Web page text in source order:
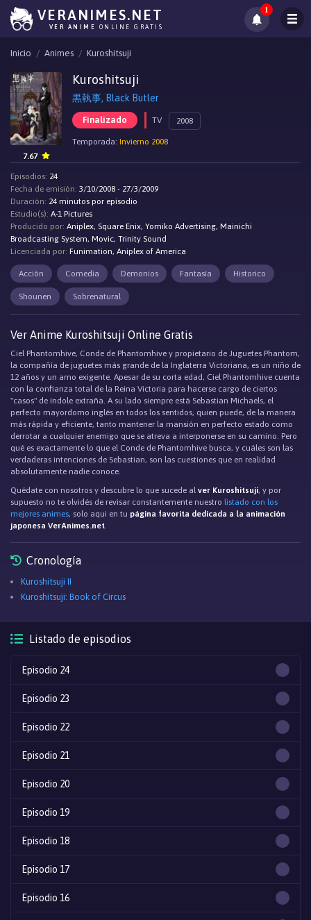
VERANIMES.NET
VER ANIME ONLINE GRATIS
1
Inicio Animes Kuroshitsuji
Kuroshitsuji
黒執事, Black Butler
Finalizado TV 2008
Temporada: Invierno 2008
7.67
Episodios: 24
Fecha de emisión: 3/10/2008 - 27/3/2009
Duración: 24 minutos por episodio
Estudio(s): A-1 Pictures
Producido por: Aniplex, Square Enix, Yomiko Advertising, Mainichi
Broadcasting System, Movic, Trinity Sound
Licenciada por: Funimation, Aniplex of America
Acción Comedia Demonios Fantasía Historico
Shounen Sobrenatural
Ver Anime Kuroshitsuji Online Gratis
Ciel Phantomhive, Conde de Phantomhive y propietario de Juguetes Phantom,
la compañía de juguetes más grande de la Inglaterra Victoriana, es un niño de
12 años y un amo exigente. Apesar de su corta edad, Ciel Phantomhive cuenta
con la confianza total de la Reina Victoria para hacerse cargo de ciertos
"casos" de índole extraña. A su lado siempre está Sebastian Michaels, el
perfecto mayordomo inglés en todos los sentidos, quien puede, de la manera
más rápida y eficiente, tanto mantener la mansión en perfecto estado como
derrotar a cualquier enemigo que se atreva a interponerse en su camino. Pero
qué es exactamente lo que el Conde de Phantomhive busca, y cuáles son las
verdaderas intenciones de Sebastian, son las cuestiones que en realidad
absolutamente nadie conoce.
Quédate con nosotros y descubre lo que sucede alver Kuroshitsuji, y por
supuesto no te olvidés de revisar constantemente nuestro listado con los
mejores animes, solo aqui en tu página favorita dedicada a la animación
japonesa VerAnimes.net.
Cronología
Kuroshitsuji II
Kuroshitsuji: Book of Circus
Listado de episodios
Episodio 24
Episodio 23
Episodio 22
Episodio 21
Episodio 20
Episodio 19
Episodio 18
Episodio 17
Episodio 16